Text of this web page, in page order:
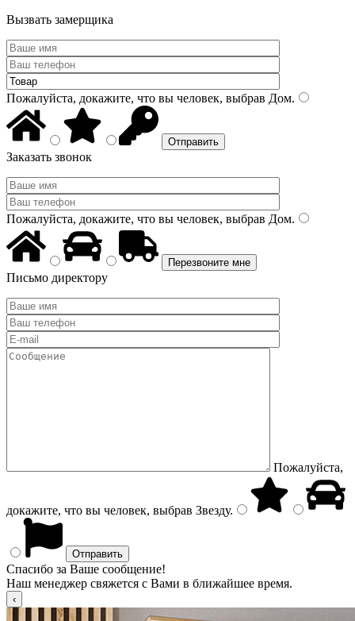
Вызвать замерщика
Пожалуйста, докажите, что вы человек, выбрав Дом.
Заказать звонок
Пожалуйста, докажите, что вы человек, выбрав Дом.
Письмо директору
Пожалуйста,
докажите, что вы человек, выбрав Звезду.
Спасибо за Ваше сообщение!
Наш менеджер свяжется с Вами в ближайшее время.